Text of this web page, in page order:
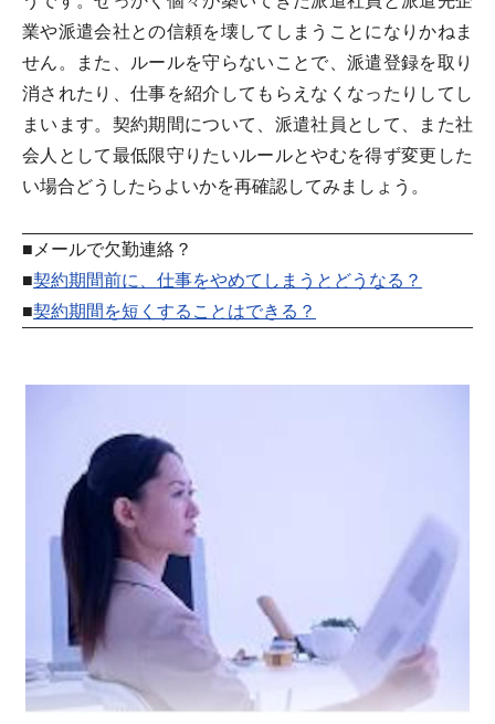
業や派遣会社との信頼を壊してしまうことになりかねま
せん。また、ルールを守らないことで、派遣登録を取り
消されたり、仕事を紹介してもらえなくなったりしてし
まいます。契約期間について、派遣社員として、また社
会人として最低限守りたいルールとやむを得ず変更した
い場合どうしたらよいかを再確認してみましょう。
■メールで欠勤連絡？
■契約期間前に、仕事をやめてしまうとどうなる？
■契約期間を短くすることはできる？